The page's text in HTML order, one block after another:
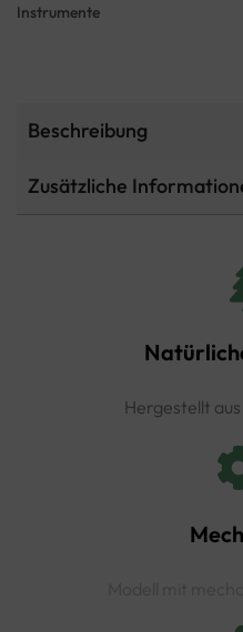
Instrumente
Beschreibung
Zusätzliche
Hergestellt